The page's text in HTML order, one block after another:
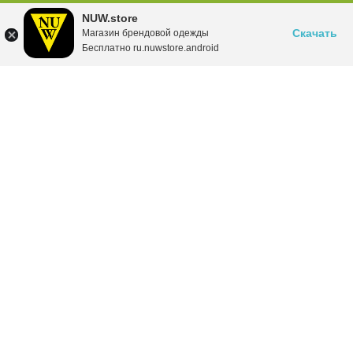
NUW.store
Магазин брендовой одежды
Бесплатно ru.nuwstore.android
Скачать